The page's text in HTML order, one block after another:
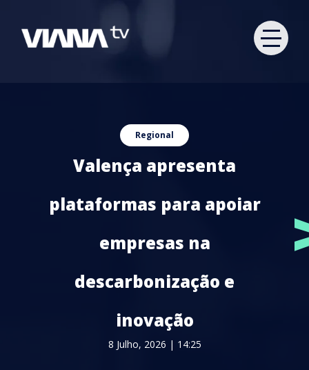
Regional
Valença apresenta
plataformas para apoiar
empresas na
descarbonização e
inovação
8 Julho, 2026 | 14:25